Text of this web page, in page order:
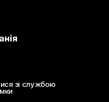
зі службою